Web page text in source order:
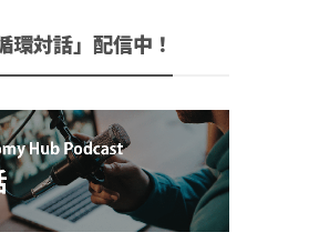
環対話」配信中！